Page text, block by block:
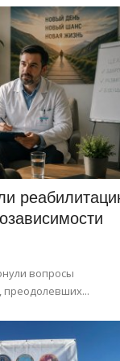
вопросы
преодолевших...
медалей.